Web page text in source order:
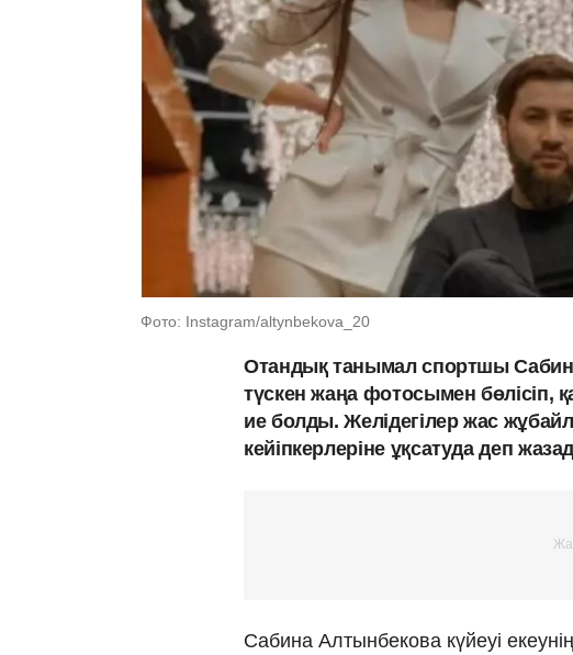
Фото: Instagram/altynbekova_20
Отандық танымал спортшы
түскен жаңа фотосымен бөлісіп,
ие болды. Желідегілер жас
кейіпкерлеріне ұқсатуда деп
Сабина Алтынбекова күйеуі екеунің